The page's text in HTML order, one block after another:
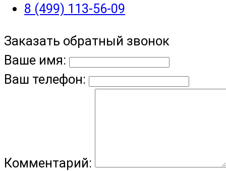
8 (499) 113-56-09
Заказать обратный звонок
Ваше имя:
Ваш телефон:
Комментарий: